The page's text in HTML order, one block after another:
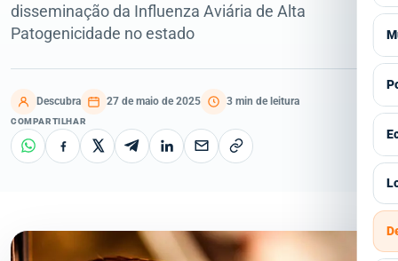
disseminação da Influenza Aviária de Alta
Patogenicidade no estado
Descubra 27 de maio de 2025 3 min de leitura
COMPARTILHAR